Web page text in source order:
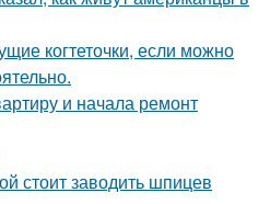
когтеточки, если можно
и начала ремонт
стоит заводить шпицев